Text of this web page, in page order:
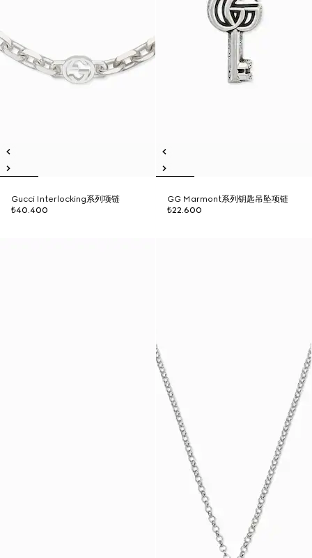
Gucci Interlocking系列项链
₺40.400
GG Marmont系列钥匙吊坠项链
₺22.600